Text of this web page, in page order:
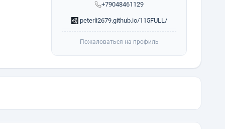
+79048461129
peterli2679.github.io/115FULL/
Пожаловаться на профиль